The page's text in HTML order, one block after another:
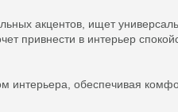
акцентов, ищет
привнести в интерьер
интерьера, обеспечивая